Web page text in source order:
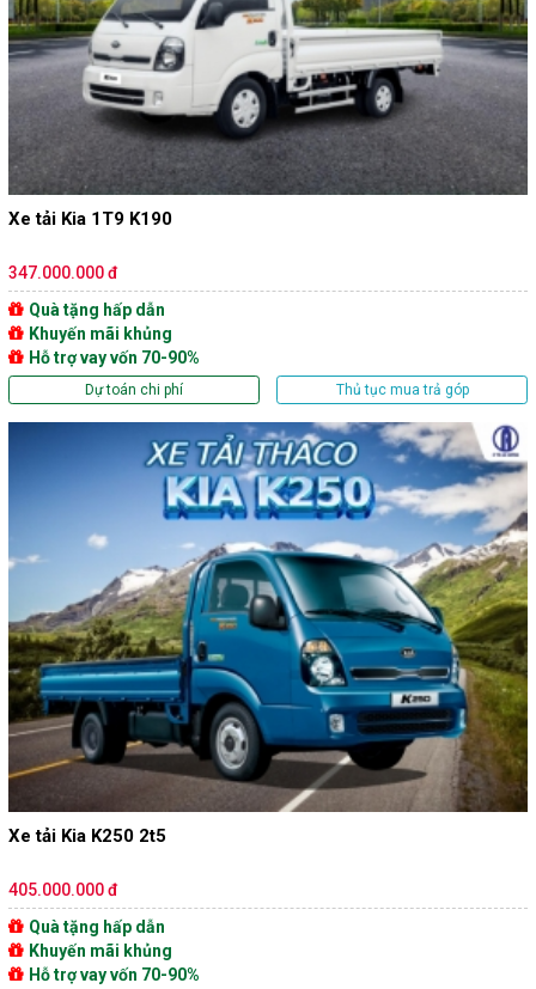
Xe tải Kia 1T9 K190
347.000.000 đ
Quà tặng hấp dẫn
Khuyến mãi khủng
Hỗ trợ vay vốn 70-90%
Dự toán chi phí Thủ tục mua trả góp
Xe tải Kia K250 2t5
405.000.000 đ
Quà tặng hấp dẫn
Khuyến mãi khủng
Hỗ trợ vay vốn 70-90%